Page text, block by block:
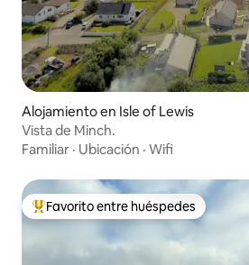
Alojamiento en Isle of Lewis
Vista de Minch.
Familiar · Ubicación · Wifi
Favorito entre huéspedes preferido
Favorito entre huéspedes